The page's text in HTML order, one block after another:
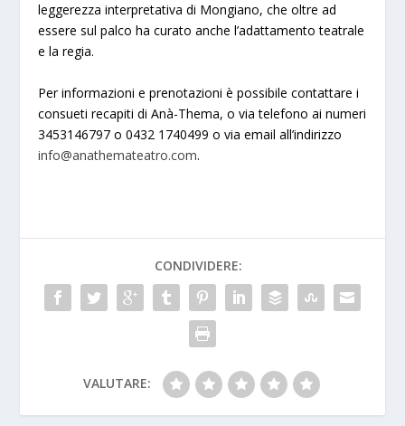
leggerezza interpretativa di Mongiano, che oltre ad
essere sul palco ha curato anche l’adattamento teatrale
e la regia.
Per informazioni e prenotazioni è possibile contattare i
consueti recapiti di Anà-Thema, o via telefono ai numeri
3453146797 o 0432 1740499 o via email all’indirizzo
info@anathemateatro.com.
CONDIVIDERE:
VALUTARE: